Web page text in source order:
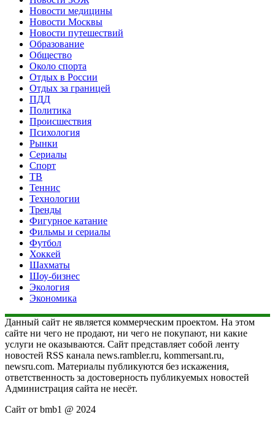
Новости медицины
Новости Москвы
Новости путешествий
Образование
Общество
Около спорта
Отдых в России
Отдых за границей
ПДД
Политика
Происшествия
Психология
Рынки
Сериалы
Спорт
ТВ
Теннис
Технологии
Тренды
Фигурное катание
Фильмы и сериалы
Футбол
Хоккей
Шахматы
Шоу-бизнес
Экология
Экономика
Данный сайт не является коммерческим проектом. На этом
сайте ни чего не продают, ни чего не покупают, ни какие
услуги не оказываются. Сайт представляет собой ленту
новостей RSS канала news.rambler.ru, kommersant.ru,
newsru.com. Материалы публикуются без искажения,
ответственность за достоверность публикуемых новостей
Администрация сайта не несёт.
Сайт от bmb1 @ 2024